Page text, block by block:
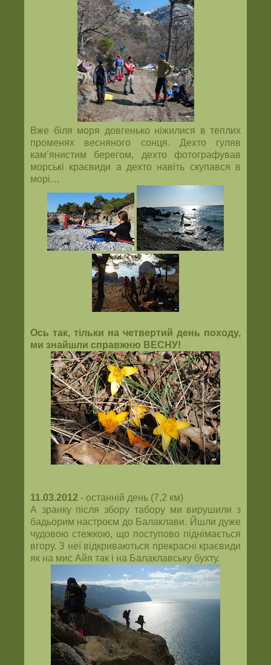
Вже біля моря довгенько ніжилися в теплих
променях весняного сонця. Дехто гуляв
кам’янистим берегом, дехто фотографував
морські краєвиди а дехто навіть скупався в
морі…
Ось так, тільки на четвертий день походу,
ми знайшли справжню ВЕСНУ!
11.03.2012 - останній день (7,2 км)
А зранку після збору табору ми вирушили з
бадьорим настроєм до Балаклави. Йшли дуже
чудовою стежкою, що поступово піднімається
вгору. З неї відкриваються прекрасні краєвиди
як на мис Айя так і на Балаклавську бухту.